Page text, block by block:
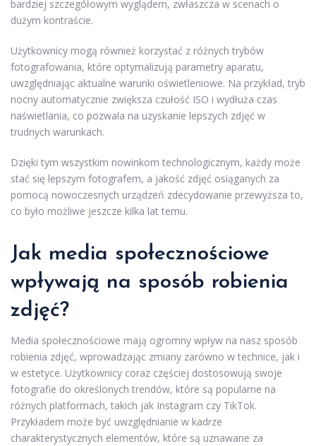
bardziej szczegółowym wyglądem, zwłaszcza w scenach o
dużym kontraście.
Użytkownicy mogą również korzystać z różnych trybów
fotografowania, które optymalizują parametry aparatu,
uwzględniając aktualne warunki oświetleniowe. Na przykład, tryb
nocny automatycznie zwiększa czułość ISO i wydłuża czas
naświetlania, co pozwala na uzyskanie lepszych zdjęć w
trudnych warunkach.
Dzięki tym wszystkim nowinkom technologicznym, każdy może
stać się lepszym fotografem, a jakość zdjęć osiąganych za
pomocą nowoczesnych urządzeń zdecydowanie przewyższa to,
co było możliwe jeszcze kilka lat temu.
Jak media społecznościowe
wpływają na sposób robienia
zdjęć?
Media społecznościowe mają ogromny wpływ na nasz sposób
robienia zdjęć, wprowadzając zmiany zarówno w technice, jak i
w estetyce. Użytkownicy coraz częściej dostosowują swoje
fotografie do określonych trendów, które są popularne na
różnych platformach, takich jak Instagram czy TikTok.
Przykładem może być uwzględnianie w kadrze
charakterystycznych elementów, które są uznawane za